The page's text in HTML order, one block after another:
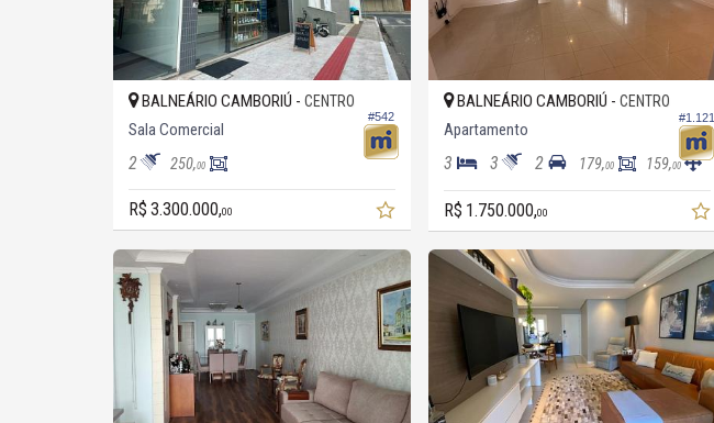
#542
BALNEÁRIO CAMBORIÚ - CENTRO
Sala Comercial
2 250,00
R$ 3.300.000,00
#1.121
BALNEÁRIO CAMBORIÚ -CENTRO
Apartamento
3 3 2 179,00 159,00
R$ 1.750.000,00